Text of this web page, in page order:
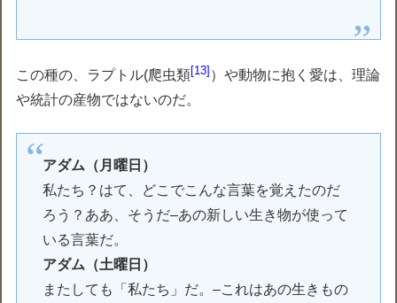
この種の、ラプトル(爬虫類 13 ）や動物に抱く愛は、理論
や統計の産物ではないのだ。
アダム（月曜日）
私たち？はて、どこでこんな言葉を覚えたのだ
ろう？ああ、そうだ–あの新しい生き物が使って
いる言葉だ。
アダム（土曜日）
またしても「私たち」だ。–これはあの生きもの